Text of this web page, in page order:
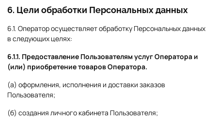
6. Цели обработки Персональных данных
6.1. Оператор осуществляет обработку Персональных данных
в следующих целях:
6.1.1. Предоставление Пользователям услуг Оператора и
(или) приобретение товаров Оператора.
(а) оформления, исполнения и доставки заказов
Пользователя;
(б) создания личного кабинета Пользователя;